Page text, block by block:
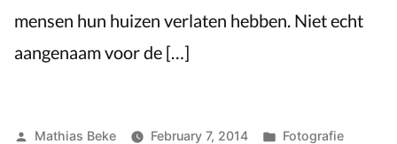
mensen hun huizen verlaten hebben. Niet echt
aangenaam voor de […]
Posted
Mathias Beke February 7, 2014
Posted
Fotografie